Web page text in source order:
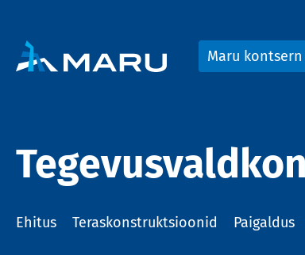
Maru kontsern
Ehitus Teraskonstruktsioonid Paigaldus